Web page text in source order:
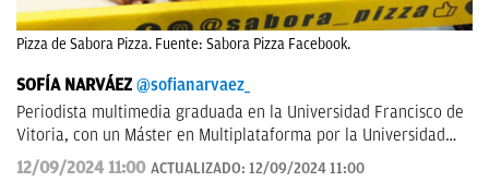
Pizza de Sabora Pizza. Fuente: Sabora Pizza Facebook.
SOFÍA NARVÁEZ @sofianarvaez_
Periodista multimedia graduada en la Universidad Francisco de
Vitoria, con un Máster en Multiplataforma por la Universidad
Loyola. Editora en Lisa News con experiencia en CNN y ABC.
12/09/2024 11:00 ACTUALIZADO: 12/09/2024 11:00